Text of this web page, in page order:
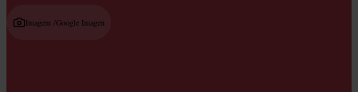
Imagem /Google Imagen